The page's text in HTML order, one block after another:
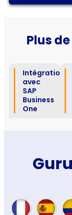
Plus
Intégration
avec
SAP
Business
One